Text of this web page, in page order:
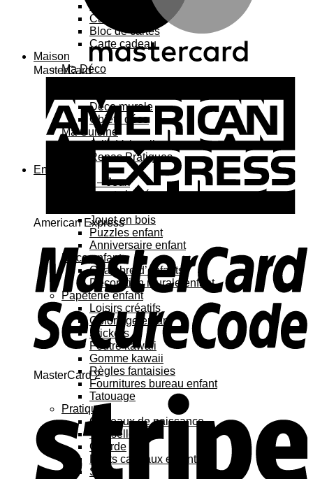
MasterCard
American Express
MasterCard 2
Carte à sticker
Bloc de cartes
Carte cadeau
Maison
Ma Déco
Déco murale
Objets déco
Ma Cuisine
Jolie Vaisselle
Repas Pratiques
Enfant
Jouets – Jeux
Jouets bébé
Jouet en bois
Puzzles enfant
Anniversaire enfant
Déco enfant
Chambre d’enfants
Décoration murale enfant
Papeterie enfant
Loisirs créatifs
Coloriage enfant
Stickers
Feutre kawaii
Gomme kawaii
Règles fantaisies
Fournitures bureau enfant
Tatouage
Pratique
Cadeaux de naissance
Vaisselle
Gourde
Petits cadeaux enfant
Sacs